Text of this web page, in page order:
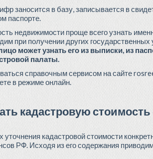
заносится в базу, записывается в
паспорте.
недвижимости проще всего узнать
при получении других государственных
может узнать его из выписки, из
палаты.
справочным сервисом на сайте
в режиме онлайн.
кадастровую
уточнения кадастровой стоимости
РФ. Исходя из его содержания